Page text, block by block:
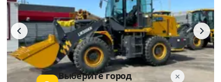
✕
Выберите город